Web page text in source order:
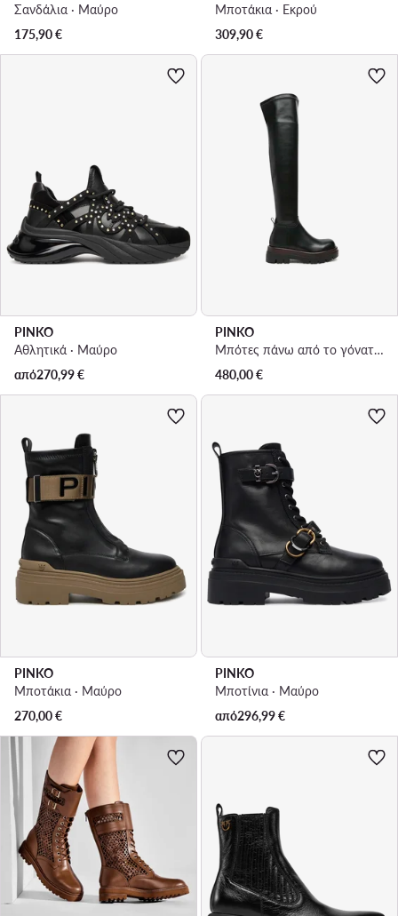
Σανδάλια · Μαύρο
175,90€
Μποτάκια · Εκρού
309,90€
PINKO
Αθλητικά · Μαύρο
από270,99€
PINKO
Μπότες πάνω από το γόνατο · Μαύρο
480,00€
PINKO
Μποτάκια · Μαύρο
270,00€
PINKO
Μποτίνια · Μαύρο
από296,99€